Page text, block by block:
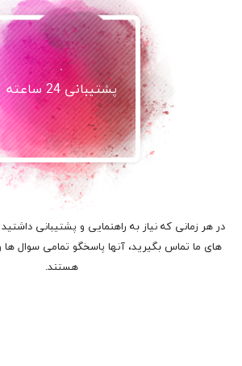
پشتیبانی 24 ساعته
در هر زمانی که نیاز به راهنمایی و پشتیبانی
های ما تماس بگیرید، آنها پاسخگو تمامی سوال
هستند.